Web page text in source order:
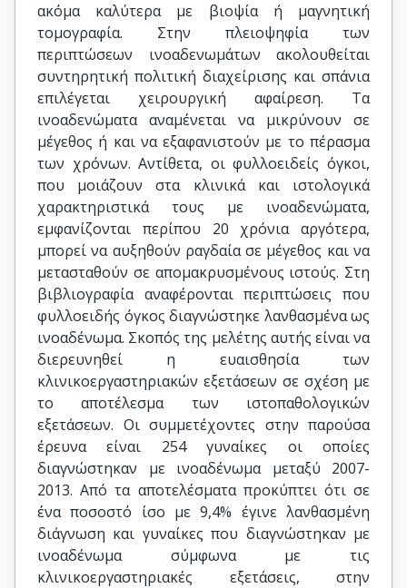
ακόμα καλύτερα με βιοψία ή μαγνητική
τομογραφία. Στην πλειοψηφία των
περιπτώσεων ινοαδενωμάτων ακολουθείται
συντηρητική πολιτική διαχείρισης και σπάνια
επιλέγεται χειρουργική αφαίρεση. Τα
ινοαδενώματα αναμένεται να μικρύνουν σε
μέγεθος ή και να εξαφανιστούν με το πέρασμα
των χρόνων. Αντίθετα, οι φυλλοειδείς όγκοι,
που μοιάζουν στα κλινικά και ιστολογικά
χαρακτηριστικά τους με ινοαδενώματα,
εμφανίζονται περίπου 20 χρόνια αργότερα,
μπορεί να αυξηθούν ραγδαία σε μέγεθος και να
μετασταθούν σε απομακρυσμένους ιστούς. Στη
βιβλιογραφία αναφέρονται περιπτώσεις που
φυλλοειδής όγκος διαγνώστηκε λανθασμένα ως
ινοαδένωμα. Σκοπός της μελέτης αυτής είναι να
διερευνηθεί η ευαισθησία των
κλινικοεργαστηριακών εξετάσεων σε σχέση με
το αποτέλεσμα των ιστοπαθολογικών
εξετάσεων. Οι συμμετέχοντες στην παρούσα
έρευνα είναι 254 γυναίκες οι οποίες
διαγνώστηκαν με ινοαδένωμα μεταξύ 2007-
2013. Από τα αποτελέσματα προκύπτει ότι σε
ένα ποσοστό ίσο με 9,4% έγινε λανθασμένη
διάγνωση και γυναίκες που διαγνώστηκαν με
ινοαδένωμα σύμφωνα με τις
κλινικοεργαστηριακές εξετάσεις, στην